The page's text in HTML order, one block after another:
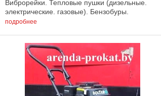
Виброрейки. Тепловые пушки (дизельные.
электрические. газовые). Бензобуры.
Триммеры бензиновые. Дрели. Бензорезы.
подробнее